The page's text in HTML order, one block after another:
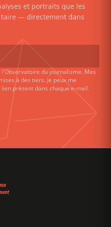
et portraits que les
— directement dans
du journalisme. Mes
à des tiers. Je peux me
présent dans chaque e-mail.